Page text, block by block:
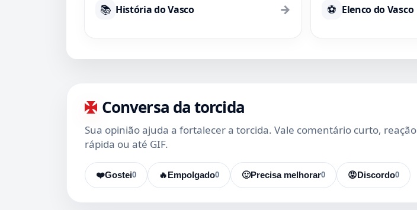
📚 História do Vasco → ⚽ Elenco do Vasco
Conversa da torcida
Sua opinião ajuda a fortalecer a torcida. Vale comentário curto, reação
rápida ou até GIF.
❤️ 0
Gostei 🔥 0
Empolgado 🙂 0
Precisa melhorar 😡 0
Discordo